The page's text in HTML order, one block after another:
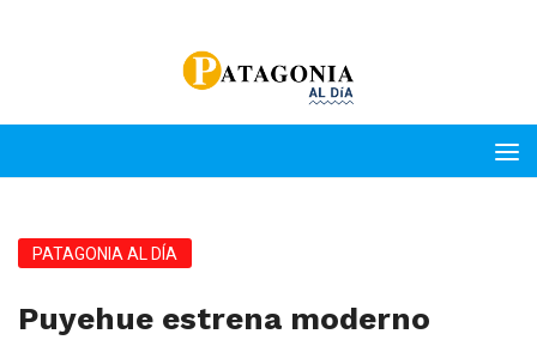
PATAGONIA AL DÍA
Puyehue estrena moderno